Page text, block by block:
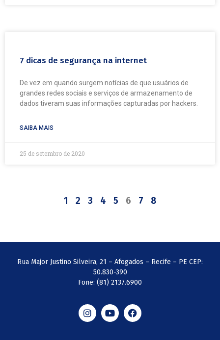
7 dicas de segurança na internet
De vez em quando surgem notícias de que usuários de
grandes redes sociais e serviços de armazenamento de
dados tiveram suas informações capturadas por hackers.
SAIBA MAIS
25 de setembro de 2020
1 2 3 4 5 6 7 8
Rua Major Justino Silveira, 21 – Afogados – Recife – PE CEP:
50.830-390
Fone: (81) 2137.6900